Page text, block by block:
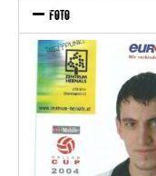
Foto